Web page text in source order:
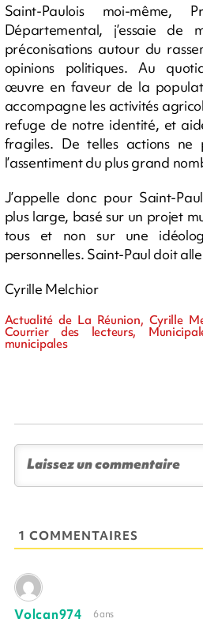
Saint-Paulois moi-même,
Départemental, j’essaie
préconisations autour du
opinions politiques. Au
œuvre en faveur de la
accompagne les activités
refuge de notre identité, et
fragiles. De telles actions ne
l’assentiment du plus grand
J’appelle donc pour Saint-
plus large, basé sur un projet
tous et non sur une
personnelles. Saint-Paul doit
Cyrille Melchior
Actualité de La Réunion, Cyrille
Courrier des lecteurs,
municipales
1 COMMENTAIRES
Volcan974 6 ans